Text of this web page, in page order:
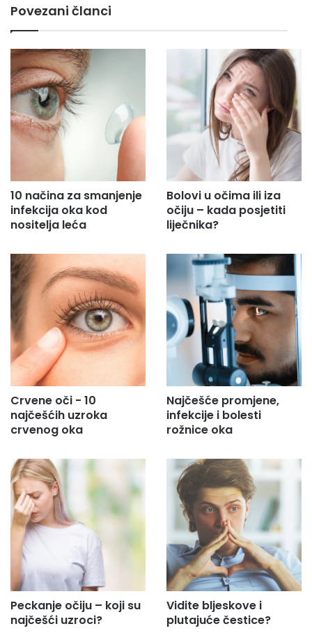
a
a
d
r
e
s
u
Povezani članci
10 načina za smanjenje
infekcija oka kod
nositelja leća
Bolovi u očima ili iza
očiju – kada posjetiti
liječnika?
Crvene oči - 10
najčešćih uzroka
crvenog oka
Najčešće promjene,
infekcije i bolesti
rožnice oka
Peckanje očiju – koji su
najčešći uzroci?
Vidite bljeskove i
plutajuće čestice?